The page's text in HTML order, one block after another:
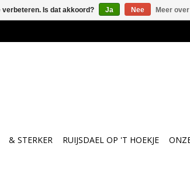
& STERKER RUIJSDAEL OP 'T HOEKJE
verbeteren. Is dat akkoord? Ja Nee Meer